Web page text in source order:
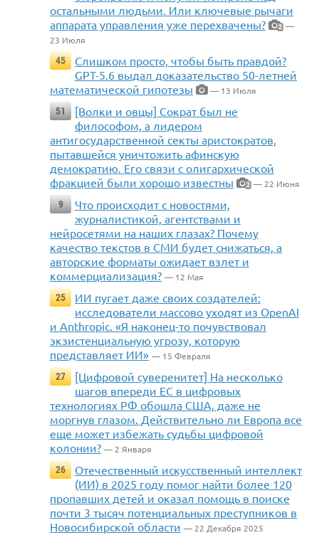
остальными людьми. Или ключевые рычаги
аппарата управления уже перехвачены?
2 —
23 Июля
45
Слишком просто, чтобы быть правдой?
GPT-5.6 выдал доказательство 50-летней
математической гипотезы
— 13 Июля
51
[Волки и овцы] Сократ был не
философом, а лидером
антигосударственной секты аристократов,
пытавшейся уничтожить афинскую
демократию. Его связи с олигархической
фракцией были хорошо известны
2 — 22 Июня
9
Что происходит с новостями,
журналистикой, агентствами и
нейросетями на наших глазах? Почему
качество текстов в СМИ будет снижаться, а
авторские форматы ожидает взлет и
коммерциализация? — 12 Мая
25
ИИ пугает даже своих создателей:
исследователи массово уходят из OpenAI
и Anthropic. «Я наконец-то почувствовал
экзистенциальную угрозу, которую
представляет ИИ» — 15 Февраля
27
[Цифровой суверенитет] На несколько
шагов впереди ЕС в цифровых
технологиях РФ обошла США, даже не
моргнув глазом. Действительно ли Европа все
еще может избежать судьбы цифровой
колонии? — 2 Января
26
Отечественный искусственный интеллект
(ИИ) в 2025 году помог найти более 120
пропавших детей и оказал помощь в поиске
почти 3 тысяч потенциальных преступников в
Новосибирской области — 22 Декабря 2025